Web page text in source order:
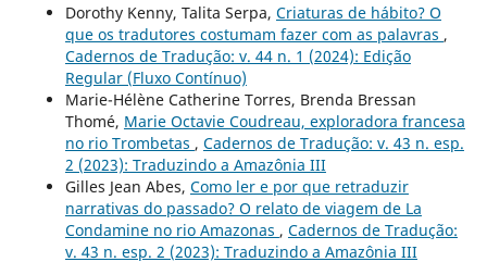
Dorothy Kenny, Talita Serpa, Criaturas de hábito? O
que os tradutores costumam fazer com as palavras ,
Cadernos de Tradução: v. 44 n. 1 (2024): Edição
Regular (Fluxo Contínuo)
Marie-Hélène Catherine Torres, Brenda Bressan
Thomé, Marie Octavie Coudreau, exploradora francesa
no rio Trombetas , Cadernos de Tradução: v. 43 n. esp.
2 (2023): Traduzindo a Amazônia III
Gilles Jean Abes, Como ler e por que retraduzir
narrativas do passado? O relato de viagem de La
Condamine no rio Amazonas , Cadernos de Tradução:
v. 43 n. esp. 2 (2023): Traduzindo a Amazônia III